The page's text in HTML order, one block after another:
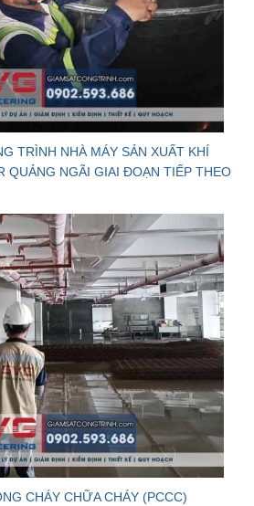
TRÌNH NHÀ MÁY SẢN XUẤT KHÍ
QUẢNG NGÃI GIAI ĐOẠN TIẾP THEO
CHÁY CHỮA CHÁY (PCCC)